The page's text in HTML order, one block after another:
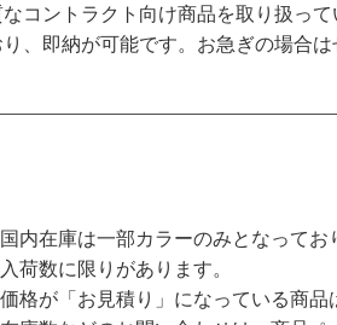
コントラクト向け商品を取り扱って
、即納が可能です。お急ぎの場合は
国内在庫は一部カラーのみとなって
入荷数に限りがあります。
価格が「お見積り」になっている商